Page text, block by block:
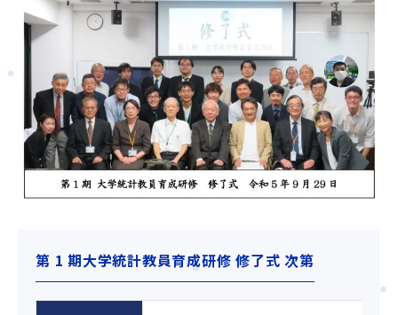
第 1 期大学統計教員育成研修 修了式 次第